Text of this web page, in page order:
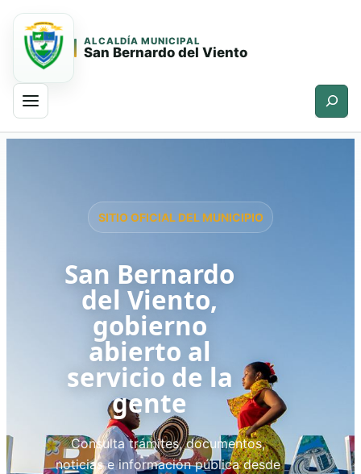
ALCALDÍA MUNICIPAL
San Bernardo del Viento
Buscar
SITIO OFICIAL DEL MUNICIPIO
San Bernardo
del Viento,
gobierno
abierto al
servicio de la
gente
Consulta trámites, documentos,
noticias e información pública desde